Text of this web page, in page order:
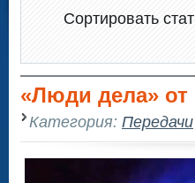
Сортировать
«Люди дела» от
Категория: Передачи